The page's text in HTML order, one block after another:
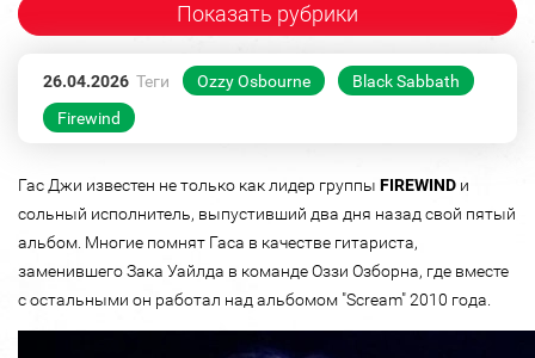
Показать рубрики
26.04.2026 Теги Ozzy Osbourne
Black Sabbath
Firewind
Гас Джи известен не только как лидер группы FIREWIND и
сольный исполнитель, выпустивший два дня назад свой пятый
альбом. Многие помнят Гаса в качестве гитариста,
заменившего Зака Уайлда в команде Оззи Озборна, где вместе
с остальными он работал над альбомом "Scream" 2010 года.